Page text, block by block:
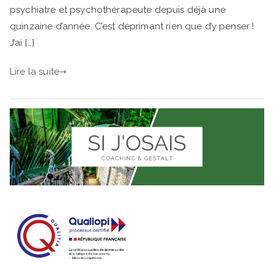
psychiatre et psychothérapeute depuis déjà une
quinzaine d’année. C’est déprimant rien que d’y penser !
J’ai […]
Lire la suite